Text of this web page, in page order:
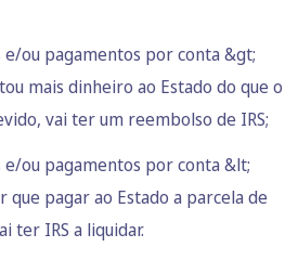
ou pagamentos por conta &gt;
mais dinheiro ao Estado do que o
vai ter um reembolso de IRS;
ou pagamentos por conta &lt;
que pagar ao Estado a parcela de
ter IRS a liquidar.